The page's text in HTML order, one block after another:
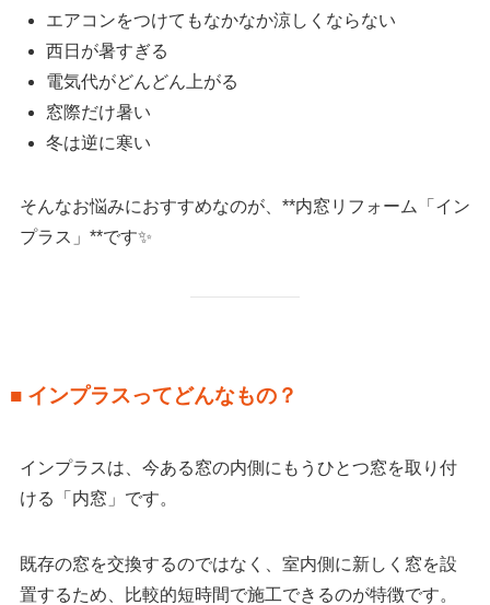
エアコンをつけてもなかなか涼しくならない
西日が暑すぎる
電気代がどんどん上がる
窓際だけ暑い
冬は逆に寒い
そんなお悩みにおすすめなのが、**内窓リフォーム「イン
プラス」**です✨
■ インプラスってどんなもの？
インプラスは、今ある窓の内側にもうひとつ窓を取り付
ける「内窓」です。
既存の窓を交換するのではなく、室内側に新しく窓を設
置するため、比較的短時間で施工できるのが特徴です。